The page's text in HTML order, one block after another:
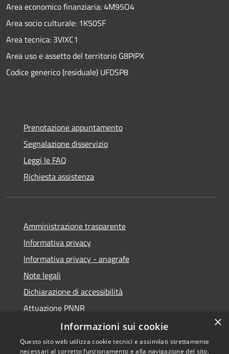
Area economico finanziaria: 4M95O4
Area socio culturale: 1K50SF
Area tecnica: 3VIXC1
Area uso e assetto del territorio G8PIPX
Codice generico (residuale) UFDSP8
Prenotazione appuntamento
Segnalazione disservizio
Leggi le FAQ
Richiesta assistenza
Amministrazione trasparente
Informativa privacy
Informativa privacy - anagrafe
Note legali
Dichiarazione di accessibilità
Attuazione PNNR
Whistleblowing
×
Informazioni sui cookie
Questo sito web utilizza cookie tecnici e assimilati strettamente
necessari al corretto funzionamento e alla navigazione del sito,